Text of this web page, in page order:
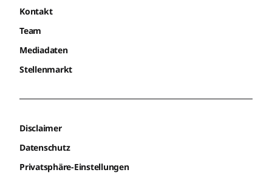
Kontakt
Team
Mediadaten
Stellenmarkt
Disclaimer
Datenschutz
Privatsphäre-Einstellungen